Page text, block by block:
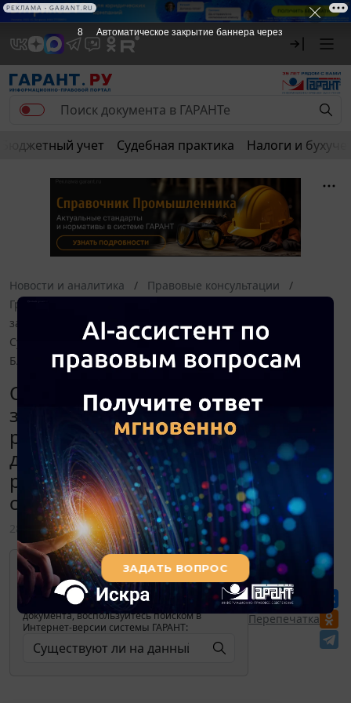
Бюджетный учет Судебная практика Налоги и
Новости и аналитика
Правовые консультации
Гражданское право
законодательные ограничения реализации БАД?
Существует ли на данный момент запрет на реализацию
БАД дистанционным способом продаж?
Существуют ли на данный момент
законодательные ограничения
реализации БАД? Существует ли на
данный момент запрет на
реализацию БАД дистанционным
способом продаж?
28 сентября 2021
Для просмотра актуального текста
документа и получения полной
информации о вступлении в силу,
изменениях и порядке применения
документа, воспользуйтесь поиском в
Интернет-версии системы ГАРАНТ:
Перепечатка
8 Автоматическое закрытие баннера через
РЕКЛАМА • GARANT.RU